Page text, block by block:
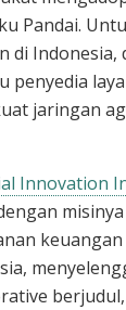
Pandai.
di
penyedia
jaringan
Innovation